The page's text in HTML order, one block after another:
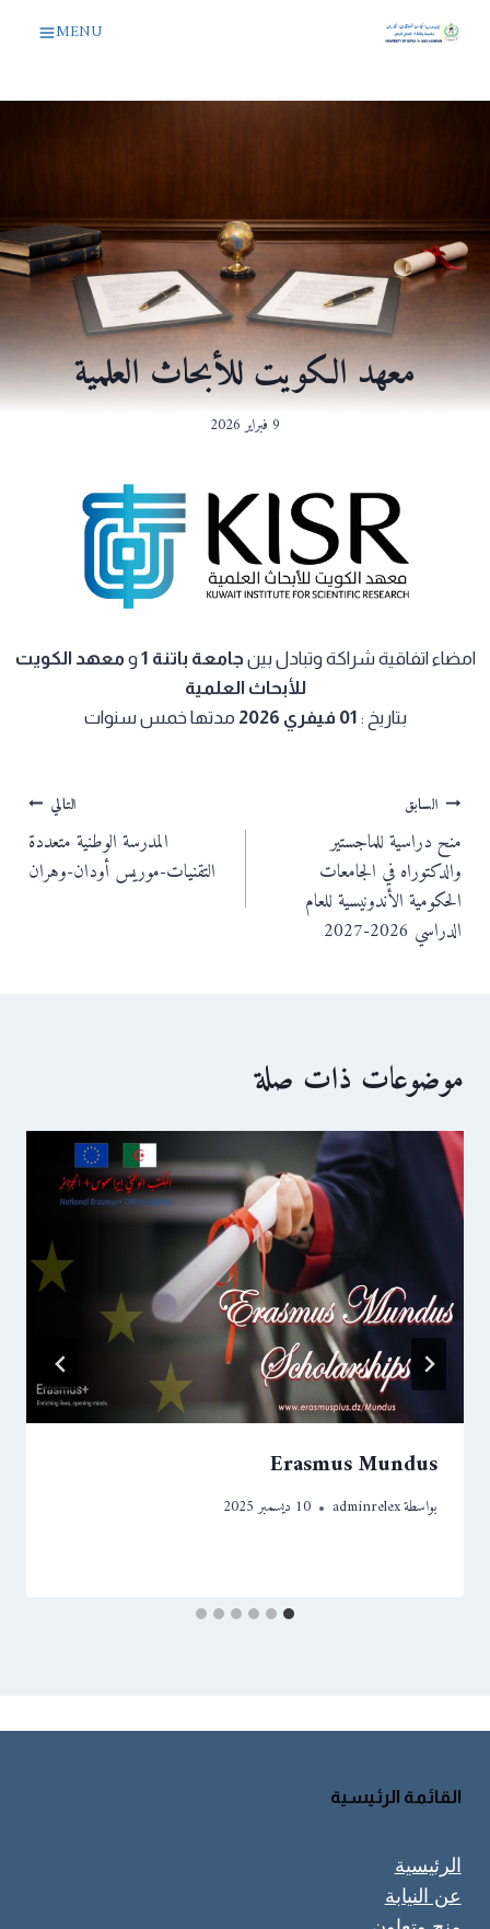
MENU
معهد الكويت للأبحاث العلمية
9 فبراير 2026
امضاء اتفاقية شراكة وتبادل بين جامعة باتنة 1 و معهد الكويت
للأبحاث العلمية
بتاريخ : 01 فيفري 2026 مدتها خمس سنوات
تصفّح
المقالات
السابق
منح دراسية للماجستير
والدكتوراه في الجامعات
الحكومية الأندونيسية للعام
الدراسي 2026-2027
التالي
المدرسة الوطنية متعددة
التقنيات-موريس أودان-وهران
موضوعات ذات صلة
Erasmus Mundus
بواسطةadminrelex 10 ديسمبر 2025
القائمة الرئيسية
الرئيسية
عن النيابة